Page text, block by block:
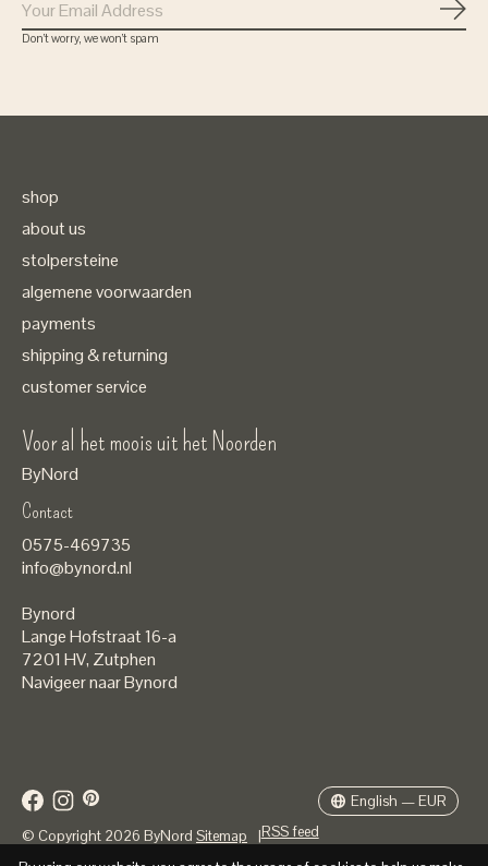
Don’t worry, we won’t spam
shop
about us
stolpersteine
algemene voorwaarden
payments
shipping & returning
customer service
Voor al het moois uit het Noorden
ByNord
Contact
0575-469735
info@bynord.nl
Bynord
Lange Hofstraat 16-a
7201 HV, Zutphen
Navigeer naar Bynord
© Copyright 2026 ByNord Sitemap |RSS feed
English — EUR